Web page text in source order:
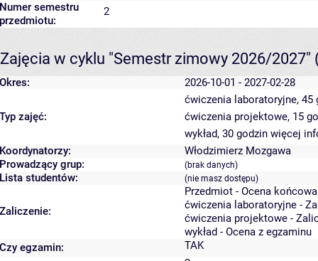
Numer semestru
przedmiotu:
2
Zajęcia w cyklu "Semestr zimowy 2026/2027"
Okres: 2026-10-01 - 2027-02-28
Typ zajęć:
ćwiczenia laboratoryjne, 45
ćwiczenia projektowe, 15
wykład, 30 godzin więcej
Koordynatorzy:
Włodzimierz Mozgawa
Prowadzący grup:
(brak danych)
Lista studentów: (nie masz dostępu)
Zaliczenie:
Przedmiot - Ocena
ćwiczenia laboratoryjne -
ćwiczenia projektowe -
wykład - Ocena z egzaminu
Czy egzamin:
TAK